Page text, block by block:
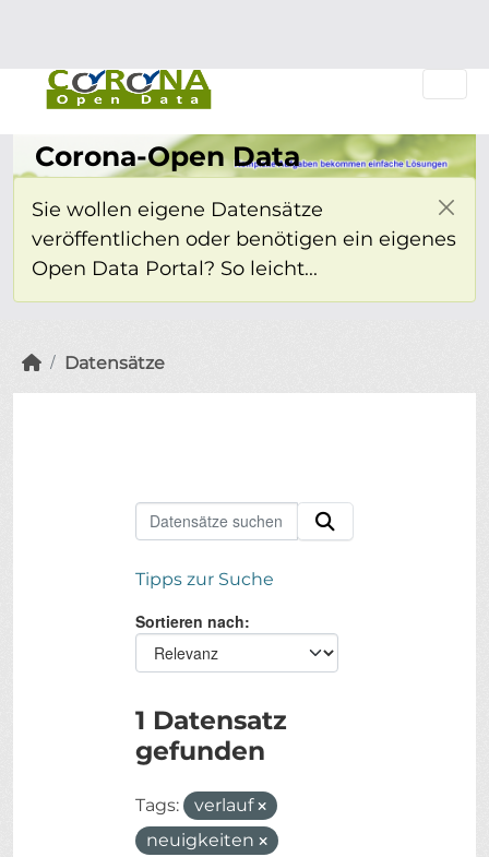
Corona-Open Data
Sie wollen eigene Datensätze
veröffentlichen oder benötigen ein eigenes
Open Data Portal? So leicht...
Datensätze
Tipps zur Suche
Sortieren nach
1 Datensatz
gefunden
Tags:
verlauf
neuigkeiten